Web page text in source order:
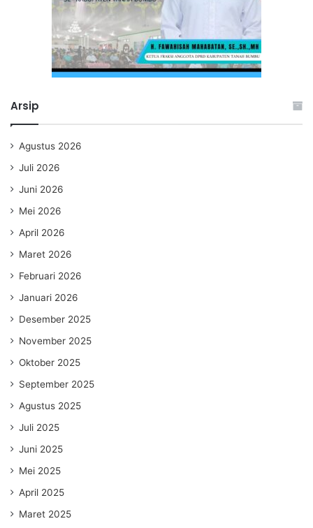
Arsip
Agustus 2026
Juli 2026
Juni 2026
Mei 2026
April 2026
Maret 2026
Februari 2026
Januari 2026
Desember 2025
November 2025
Oktober 2025
September 2025
Agustus 2025
Juli 2025
Juni 2025
Mei 2025
April 2025
Maret 2025